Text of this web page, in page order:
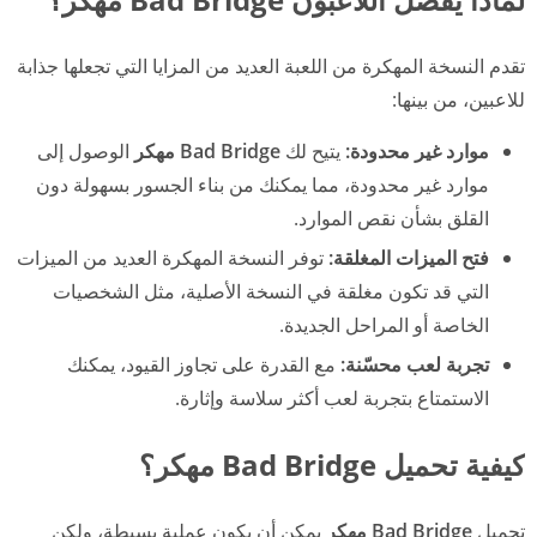
تقدم النسخة المهكرة من اللعبة العديد من المزايا التي تجعلها جذابة
للاعبين، من بينها:
موارد غير محدودة: يتيح لك Bad Bridge مهكر
الوصول إلى
موارد غير محدودة، مما يمكنك من بناء الجسور بسهولة دون
القلق بشأن نقص الموارد.
فتح الميزات المغلقة: توفر النسخة المهكرة العديد من الميزات
التي قد تكون مغلقة في النسخة الأصلية، مثل الشخصيات
الخاصة أو المراحل الجديدة.
تجربة لعب محسّنة: مع القدرة على تجاوز القيود، يمكنك
الاستمتاع بتجربة لعب أكثر سلاسة وإثارة.
كيفية تحميل Bad Bridge مهكر؟
تحميل Bad Bridge مهكر يمكن أن يكون عملية بسيطة، ولكن